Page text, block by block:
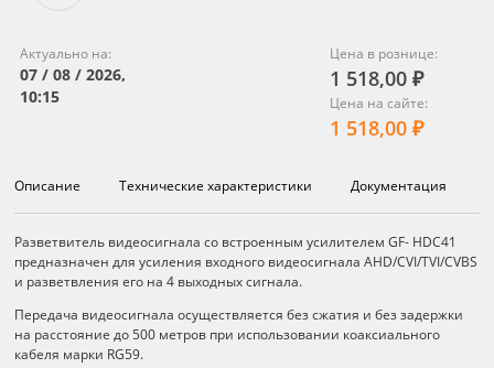
Актуально на:
07 / 08 / 2026,
10:15
Цена в рознице:
1 518,00 ₽
Цена на сайте:
1 518,00 ₽
Описание Технические характеристики Документация
Описание
Разветвитель видеосигнала со встроенным усилителем GF- HDC41
предназначен для усиления входного видеосигнала AHD/CVI/TVI/CVBS
и разветвления его на 4 выходных сигнала.
Передача видеосигнала осуществляется без сжатия и без задержки
на расстояние до 500 метров при использовании коаксиального
кабеля марки RG59.